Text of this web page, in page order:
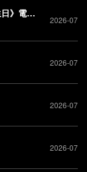
All For You - 《蜘蛛人：重生日》電影片尾曲
2026-07
2026-07
2026-07
2026-07